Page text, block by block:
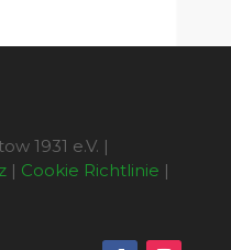
1931 e.V. |
| Cookie Richtlinie |